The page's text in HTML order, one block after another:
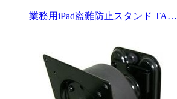
業務用iPad盗難防止スタンド TA…